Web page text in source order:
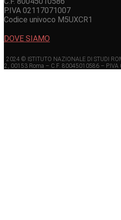
P.IVA 02117071007
Codice univoco M5UXCR1
DOVE SIAMO
2024 © ISTITUTO NAZIONALE DI STUDI
2, 00153 Roma – C.F. 80045010586 –